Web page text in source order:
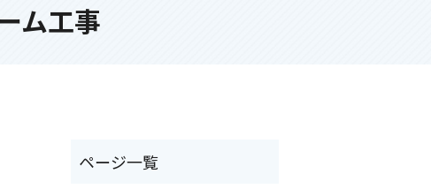
ム工事